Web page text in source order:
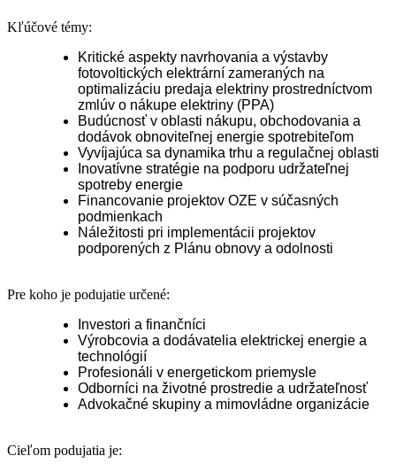
Kľúčové témy:
Kritické aspekty navrhovania a výstavby
fotovoltických elektrární zameraných na
optimalizáciu predaja elektriny prostredníctvom
zmlúv o nákupe elektriny (PPA)
Budúcnosť v oblasti nákupu, obchodovania a
dodávok obnoviteľnej energie spotrebiteľom
Vyvíjajúca sa dynamika trhu a regulačnej oblasti
Inovatívne stratégie na podporu udržateľnej
spotreby energie
Financovanie projektov OZE v súčasných
podmienkach
Náležitosti pri implementácii projektov
podporených z Plánu obnovy a odolnosti
Pre koho je podujatie určené:
Investori a finančníci
Výrobcovia a dodávatelia elektrickej energie a
technológií
Profesionáli v energetickom priemysle
Odborníci na životné prostredie a udržateľnosť
Advokačné skupiny a mimovládne organizácie
Cieľom podujatia je: